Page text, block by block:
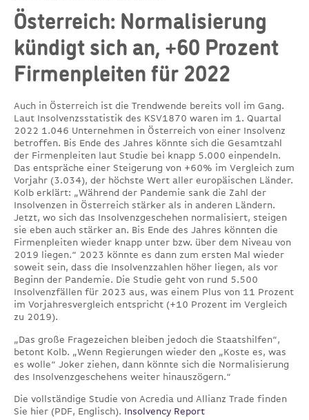
Österreich: Normalisierung
kündigt sich an, +60 Prozent
Firmenpleiten für 2022
Auch in Österreich ist die Trendwende bereits voll im Gang.
Laut Insolvenzsstatistik des KSV1870 waren im 1. Quartal
2022 1.046 Unternehmen in Österreich von einer Insolvenz
betroffen. Bis Ende des Jahres könnte sich die Gesamtzahl
der Firmenpleiten laut Studie bei knapp 5.000 einpendeln.
Das entspräche einer Steigerung von +60% im Vergleich zum
Vorjahr (3.034), der höchste Wert aller europäischen Länder.
Kolb erklärt: „Während der Pandemie sank die Zahl der
Insolvenzen in Österreich stärker als in anderen Ländern.
Jetzt, wo sich das Insolvenzgeschehen normalisiert, steigen
sie eben auch stärker an. Bis Ende des Jahres könnten die
Firmenpleiten wieder knapp unter bzw. über dem Niveau von
2019 liegen.“ 2023 könnte es dann zum ersten Mal wieder
soweit sein, dass die Insolvenzzahlen höher liegen, als vor
Beginn der Pandemie. Die Studie geht von rund 5.500
Insolvenzfällen für 2023 aus, was einem Plus von 11 Prozent
im Vorjahresvergleich entspricht (+10 Prozent im Vergleich
zu 2019).
„Das große Fragezeichen bleiben jedoch die Staatshilfen“,
betont Kolb. „Wenn Regierungen wieder den „Koste es, was
es wolle“ Joker ziehen, dann könnte sich die Normalisierung
des Insolvenzgeschehens weiter hinauszögern.“
Die vollständige Studie von Acredia und Allianz Trade finden
Sie hier (PDF, Englisch). Insolvency Report